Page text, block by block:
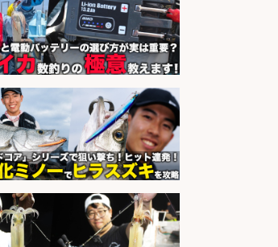
見「釣具の設計開
公認製品/年休117日
式会社スポーツライフプラネ
ツ
sponsored by 求人ボックス
らに求人情報を見る